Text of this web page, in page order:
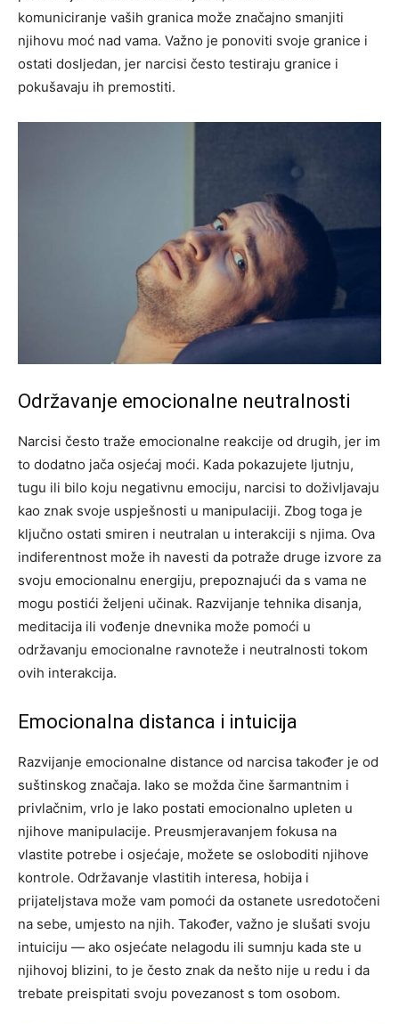
komuniciranje vaših granica može značajno smanjiti
njihovu moć nad vama. Važno je ponoviti svoje granice i
ostati dosljedan, jer narcisi često testiraju granice i
pokušavaju ih premostiti.
Održavanje emocionalne neutralnosti
Narcisi često traže emocionalne reakcije od drugih, jer im
to dodatno jača osjećaj moći. Kada pokazujete ljutnju,
tugu ili bilo koju negativnu emociju, narcisi to doživljavaju
kao znak svoje uspješnosti u manipulaciji. Zbog toga je
ključno ostati smiren i neutralan u interakciji s njima. Ova
indiferentnost može ih navesti da potraže druge izvore za
svoju emocionalnu energiju, prepoznajući da s vama ne
mogu postići željeni učinak. Razvijanje tehnika disanja,
meditacija ili vođenje dnevnika može pomoći u
održavanju emocionalne ravnoteže i neutralnosti tokom
ovih interakcija.
Emocionalna distanca i intuicija
Razvijanje emocionalne distance od narcisa također je od
suštinskog značaja. Iako se možda čine šarmantnim i
privlačnim, vrlo je lako postati emocionalno upleten u
njihove manipulacije. Preusmjeravanjem fokusa na
vlastite potrebe i osjećaje, možete se osloboditi njihove
kontrole. Održavanje vlastitih interesa, hobija i
prijateljstava može vam pomoći da ostanete usredotočeni
na sebe, umjesto na njih. Također, važno je slušati svoju
intuiciju — ako osjećate nelagodu ili sumnju kada ste u
njihovoj blizini, to je često znak da nešto nije u redu i da
trebate preispitati svoju povezanost s tom osobom.